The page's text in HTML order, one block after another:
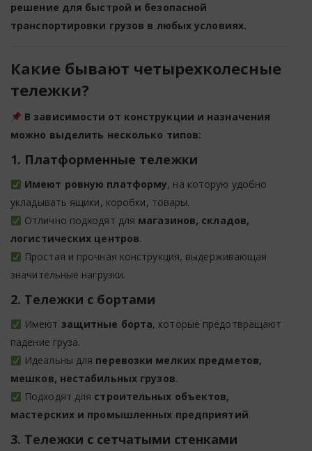
решение для быстрой и безопасной
транспортировки грузов в любых условиях.
Какие бывают четырехколесные
тележки?
В зависимости от конструкции и назначения
можно выделить несколько типов:
1. Платформенные тележки
Имеют ровную платформу, на которую удобно
укладывать ящики, коробки, товары.
Отлично подходят для магазинов, складов,
логистических центров.
Простая и прочная конструкция, выдерживающая
значительные нагрузки.
2. Тележки с бортами
Имеют защитные борта, которые предотвращают
падение груза.
Идеальны для перевозки мелких предметов,
мешков, нестабильных грузов.
Подходят для строительных объектов,
мастерских и промышленных предприятий.
3. Тележки с сетчатыми стенками